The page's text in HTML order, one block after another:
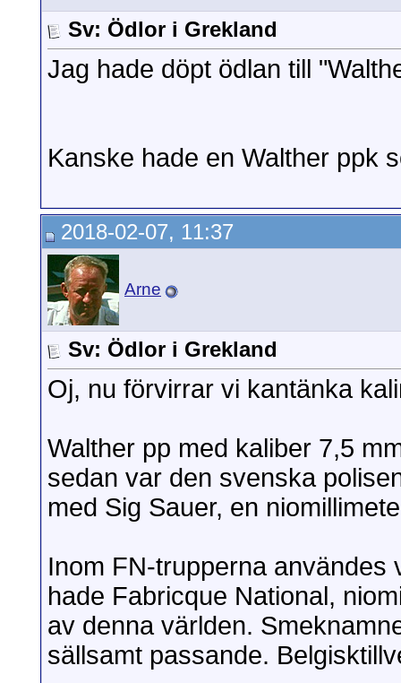
Sv: Ödlor i Grekland
Jag hade döpt ödlan till
Kanske hade en Walther ppk
2018-02-07, 11:37
Arne
Sv: Ödlor i Grekland
Oj, nu förvirrar vi kantänka
Walther pp med kaliber 7,5
sedan var den svenska
med Sig Sauer, en
Inom FN-trupperna användes
hade Fabricque National,
av denna världen.
sällsamt passande.